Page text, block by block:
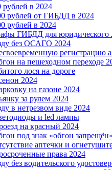
рублей в 2024
рублей от ГИБДД в 2024
рублей в 2024
ГИБДД для юридического
без ОСАГО 2024
регистрацию
на пешеходном переходе
лося на дороге
2024
на газоне 2024
за рулем 2024
в нетрезвом виде 2024
и led лампы
на красный 2024
под знак «обгон
аптечки и
права 2024
без водительского